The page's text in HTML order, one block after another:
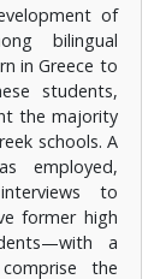
ως στόχο
και
να
αλβανικής
όψη
αλλά
την
που
συνεργασία
ξεπεράσουν.
οι
of
bilingual
in Greece to
students,
the majority
schools. A
employed,
to
former high
a
the